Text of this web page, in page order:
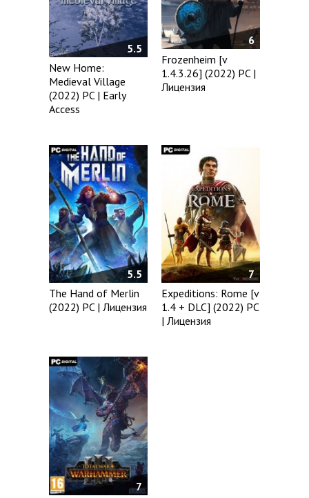
5.5
New Home:
Medieval Village
(2022) PC | Early
Access
6
Frozenheim [v
1.4.3.26] (2022) PC |
Лицензия
5.5
The Hand of Merlin
(2022) PC | Лицензия
7
Expeditions: Rome [v
1.4 + DLC] (2022) PC
| Лицензия
7